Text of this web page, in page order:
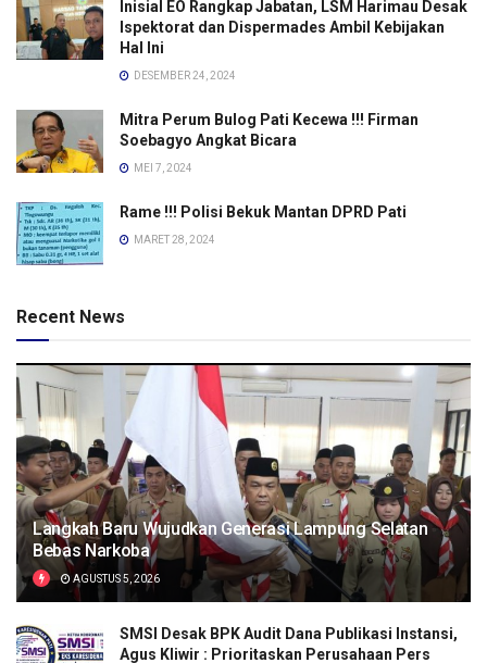
Inisial EO Rangkap Jabatan, LSM Harimau Desak
Ispektorat dan Dispermades Ambil Kebijakan
Hal Ini
DESEMBER 24, 2024
Mitra Perum Bulog Pati Kecewa !!! Firman
Soebagyo Angkat Bicara
MEI 7, 2024
Rame !!! Polisi Bekuk Mantan DPRD Pati
MARET 28, 2024
Recent News
Langkah Baru Wujudkan Generasi Lampung Selatan
Bebas Narkoba
AGUSTUS 5, 2026
SMSI Desak BPK Audit Dana Publikasi Instansi,
Agus Kliwir : Prioritaskan Perusahaan Pers